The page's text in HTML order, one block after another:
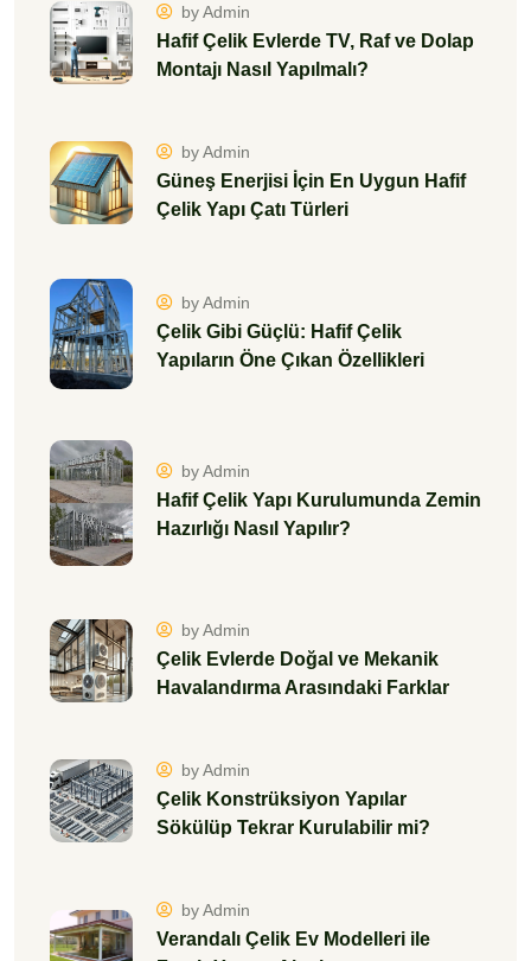
by Admin
Hafif Çelik Evlerde TV, Raf ve Dolap
Montajı Nasıl Yapılmalı?
by Admin
Güneş Enerjisi İçin En Uygun Hafif
Çelik Yapı Çatı Türleri
by Admin
Çelik Gibi Güçlü: Hafif Çelik
Yapıların Öne Çıkan Özellikleri
by Admin
Hafif Çelik Yapı Kurulumunda Zemin
Hazırlığı Nasıl Yapılır?
by Admin
Çelik Evlerde Doğal ve Mekanik
Havalandırma Arasındaki Farklar
by Admin
Çelik Konstrüksiyon Yapılar
Sökülüp Tekrar Kurulabilir mi?
by Admin
Verandalı Çelik Ev Modelleri ile